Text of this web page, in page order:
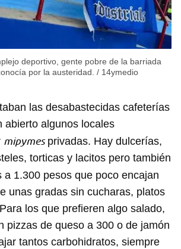
deportivo, gente pobre de la barriada
por la austeridad. / 14ymedio
las desabastecidas cafeterías
abierto algunos locales
mipymesprivadas. Hay dulcerías,
torticas y lacitos pero también
1.300 pesos que poco encajan
unas gradas sin cucharas, platos
los que prefieren algo salado,
pizzas de queso a 300 o de jamón
tantos carbohidratos, siempre